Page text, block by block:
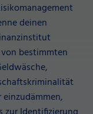
deinen
bestimmten